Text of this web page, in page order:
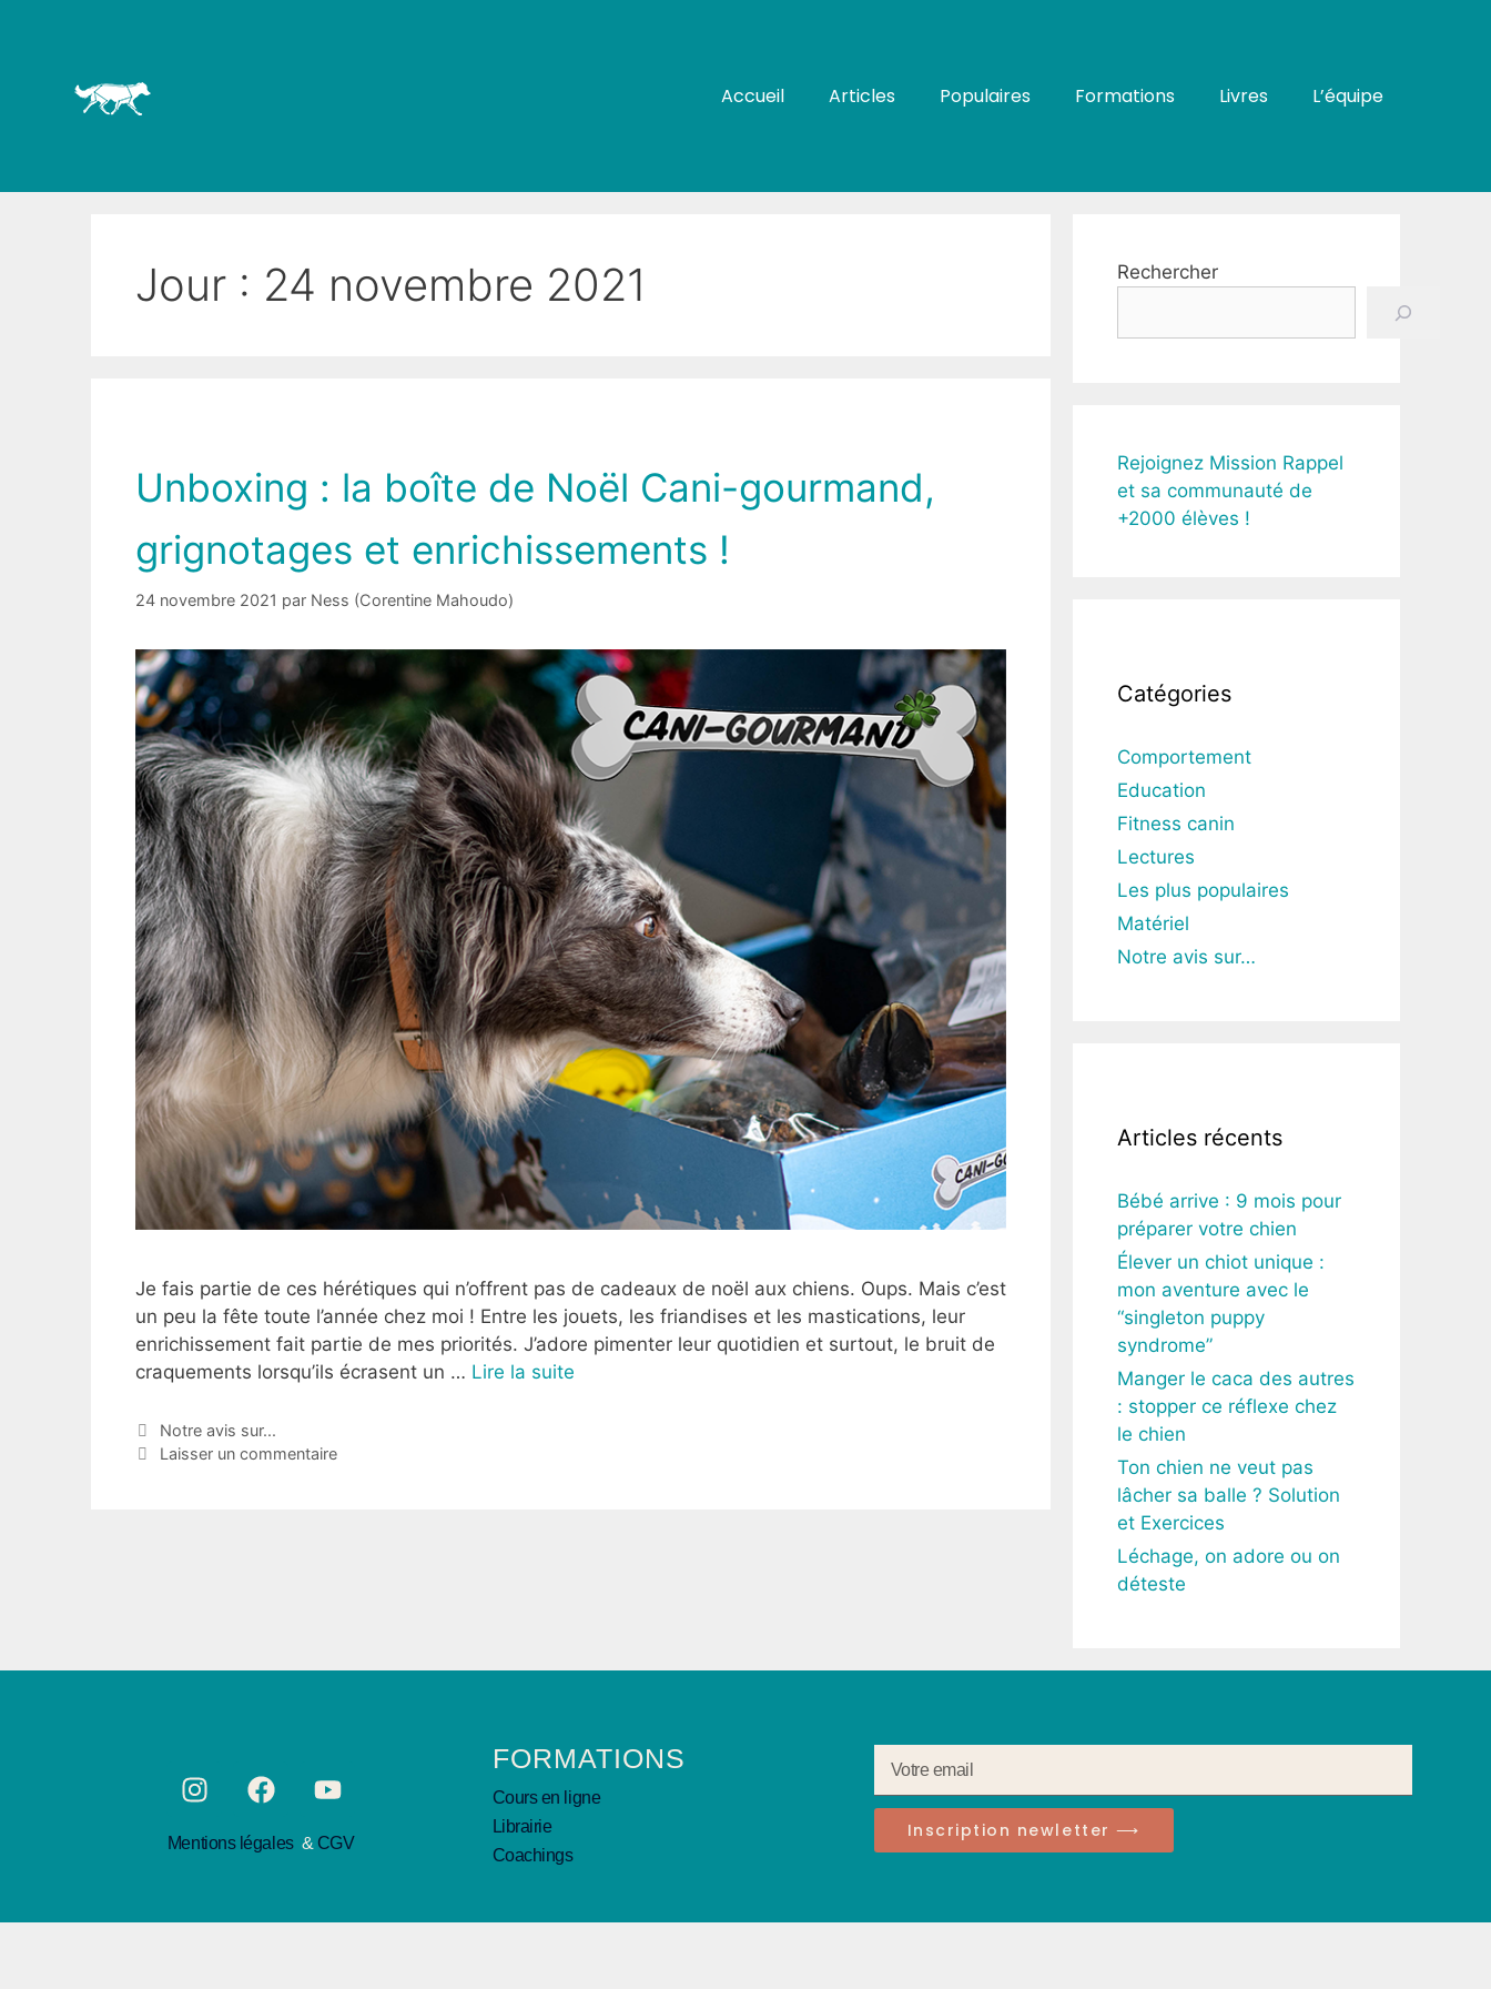
Accueil Articles Populaires Formations Livres L’équipe
Jour : 24 novembre 2021
Unboxing : la boîte de Noël Cani-gourmand,
grignotages et enrichissements !
24 novembre 2021 par Ness (Corentine Mahoudo)
Je fais partie de ces hérétiques qui n’offrent pas de cadeaux de noël aux chiens. Oups. Mais c’est
un peu la fête toute l’année chez moi ! Entre les jouets, les friandises et les mastications, leur
enrichissement fait partie de mes priorités. J’adore pimenter leur quotidien et surtout, le bruit de
craquements lorsqu’ils écrasent un … Lire la suite
Notre avis sur...
Laisser un commentaire
Rechercher
Rejoignez Mission Rappel
et sa communauté de
+2000 élèves !
Catégories
Comportement
Education
Fitness canin
Lectures
Les plus populaires
Matériel
Notre avis sur…
Articles récents
Bébé arrive : 9 mois pour
préparer votre chien
Élever un chiot unique :
mon aventure avec le
“singleton puppy
syndrome”
Manger le caca des autres
: stopper ce réflexe chez
le chien
Ton chien ne veut pas
lâcher sa balle ? Solution
et Exercices
Léchage, on adore ou on
déteste
Mentions légales & CGV
FORMATIONS
Cours en ligne
Librairie
Coachings
Inscription newletter ⟶